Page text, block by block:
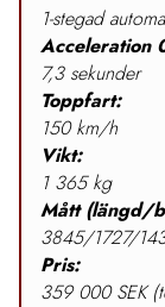
1-stegad
Acceleration
7,3 sekunder
Toppfart:
150 km/h
Vikt:
1 365 kg
Mått (längd/
3845/1727/
Pris:
359 000 SEK